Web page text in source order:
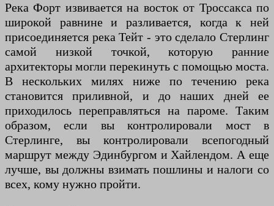
Река Форт извивается на восток от Троссакса по
широкой равнине и разливается, когда к ней
присоединяется река Тейт - это сделало Стерлинг
самой низкой точкой, которую ранние
архитекторы могли перекинуть с помощью моста.
В нескольких милях ниже по течению река
становится приливной, и до наших дней ее
приходилось переправляться на пароме. Таким
образом, если вы контролировали мост в
Стерлинге, вы контролировали всепогодный
маршрут между Эдинбургом и Хайлендом. А еще
лучше, вы должны взимать пошлины и налоги со
всех, кому нужно пройти.